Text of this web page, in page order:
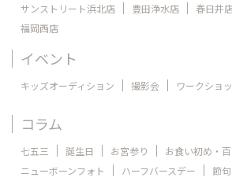
サンストリート浜北店
豊田浄水店 春日井
福岡西店
イベント
キッズオーディション 撮影会 ワークショ
コラム
七五三 誕生日 お宮参り
お食い初め・
ニューボーンフォト
ハーフバースデー
節句